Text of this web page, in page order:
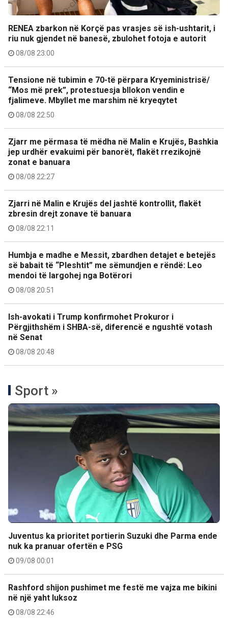
RENEA zbarkon në Korçë pas vrasjes së ish-ushtarit, i
riu nuk gjendet në banesë, zbulohet fotoja e autorit
08/08 23:00
Tensione në tubimin e 70-të përpara Kryeministrisë/
“Mos më prek”, protestuesja bllokon vendin e
fjalimeve. Mbyllet me marshim në kryeqytet
08/08 22:50
Zjarr me përmasa të mëdha në Malin e Krujës, Bashkia
jep urdhër evakuimi për banorët, flakët rrezikojnë
zonat e banuara
08/08 22:27
Zjarri në Malin e Krujës del jashtë kontrollit, flakët
zbresin drejt zonave të banuara
08/08 22:11
Humbja e madhe e Messit, zbardhen detajet e betejës
së babait të “Pleshtit” me sëmundjen e rëndë: Leo
mendoi të largohej nga Botërori
08/08 20:51
Ish-avokati i Trump konfirmohet Prokuror i
Përgjithshëm i SHBA-së, diferencë e ngushtë votash
në Senat
08/08 20:48
Sport »
Juventus ka prioritet portierin Suzuki dhe Parma ende
nuk ka pranuar ofertën e PSG
09/08 00:01
Rashford shijon pushimet me festë me vajza me bikini
në një yaht luksoz
08/08 22:46